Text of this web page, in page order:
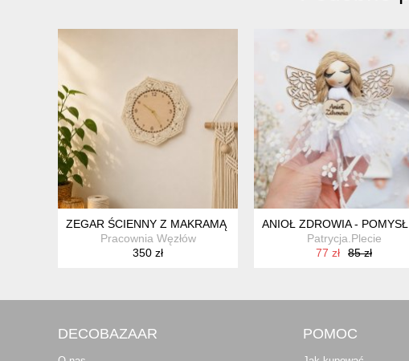
ZEGAR ŚCIENNY Z MAKRAMĄ "BOHO HARMONY" – RĘCZNIE
Pracownia Węzłów
350 zł
ANIOŁ ZDROWIA -
Patrycja.Plecie
77 zł
85 zł
DECOBAZAAR POMOC